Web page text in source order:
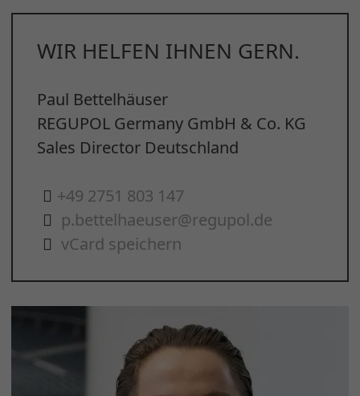
WIR HELFEN IHNEN GERN.
Paul Bettelhäuser
REGUPOL Germany GmbH & Co. KG
Sales Director Deutschland
+49 2751 803 147
p.bettelhaeuser@regupol.de
vCard speichern